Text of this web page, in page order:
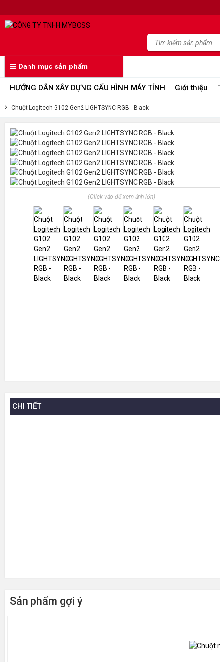
Danh mục sản phẩm
HƯỚNG DẪN XÂY DỰNG CẤU HÌNH MÁY TÍNH Giới thiệu
Chuột Logitech G102 Gen2 LIGHTSYNC RGB - Black
(Click vào để xem ảnh lớn)
CHI TIẾT
Sản phẩm gợi ý